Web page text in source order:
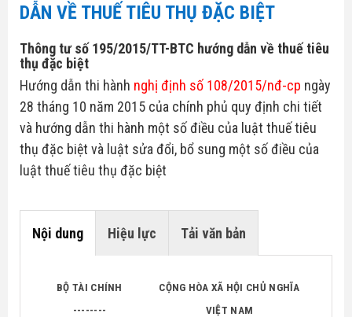
Kế Toán Thuế
Đăng Ký Doanh Nghiệp
Thay Đổi GPKD
Bảo Hiểm Xã Hôi
Hóa Đơn Điện Tử
Chữ Ký Số
Thuế thu nhập doanh nghiệp
Thuế giá trị gia tăng
Thuế thu nhập cá nhân
Thuế xuất nhập khẩu
Thuế tiêu thụ đặc biệt
DẪN VỀ THUẾ TIÊU THỤ ĐẶC BIỆT
Thông tư số 195/2015/TT-BTC hướng dẫn về thuế tiêu
thụ đặc biệt
Hướng dẫn thi hành nghị định số 108/2015/nđ-cp ngày
28 tháng 10 năm 2015 của chính phủ quy định chi tiết
và hướng dẫn thi hành một số điều của luật thuế tiêu
thụ đặc biệt và luật sửa đổi, bổ sung một số điều của
luật thuế tiêu thụ đặc biệt
Nội dung Hiệu lực Tải văn bản
BỘ TÀI CHÍNH
--------
CỘNG HÒA XÃ HỘI CHỦ NGHĨA
VIỆT NAM